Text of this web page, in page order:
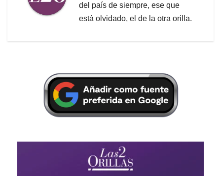
del país de siempre, ese que
está olvidado, el de la otra orilla.